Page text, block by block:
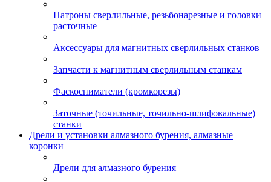
Патроны сверлильные, резьбонарезные и головки
расточные
Аксессуары для магнитных сверлильных станков
Запчасти к магнитным сверлильным станкам
Фаскосниматели (кромкорезы)
Заточные (точильные, точильно-шлифовальные)
станки
Дрели и установки алмазного бурения, алмазные
коронки
Дрели для алмазного бурения